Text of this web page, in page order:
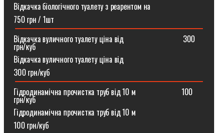
Відкачка біологічного туалету з реарентом на
750 грн / 1шт
Відкачка вуличного туалету ціна від ⠀⠀⠀⠀⠀⠀⠀⠀⠀⠀300
грн/куб
Відкачка вуличного туалету ціна від
300 грн/куб
Гідродинамічна прочистка труб від 10 м⠀⠀⠀⠀⠀⠀⠀⠀100
грн/куб
Гідродинамічна прочистка труб від 10 м
100 грн/куб